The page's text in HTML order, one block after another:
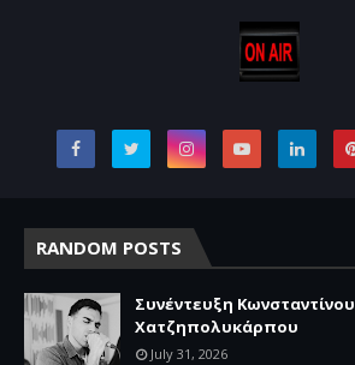
RANDOM POSTS
Συνέντευξη Κωνσταντίνου
Χατζηπολυκάρπου
July 31, 2026